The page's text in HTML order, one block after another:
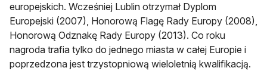
europejskich. Wcześniej Lublin otrzymał Dyplom
Europejski (2007), Honorową Flagę Rady Europy (2008),
Honorową Odznakę Rady Europy (2013). Co roku
nagroda trafia tylko do jednego miasta w całej Europie i
poprzedzona jest trzystopniową wieloletnią kwalifikacją.